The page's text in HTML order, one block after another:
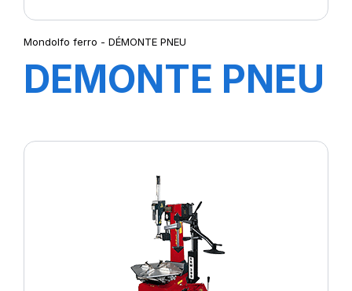
Mondolfo ferro - DÉMONTE PNEU
DEMONTE PNEU
TBE 155